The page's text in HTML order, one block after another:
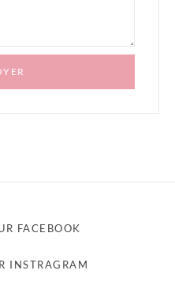
FACEBOOK
INSTRAGRAM